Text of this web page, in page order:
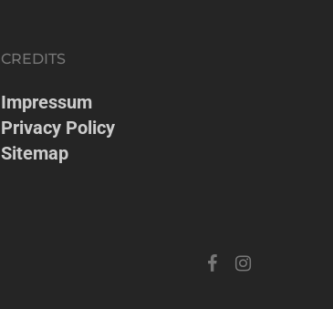
CREDITS
Impressum
Privacy Policy
Sitemap
facebookinstagram